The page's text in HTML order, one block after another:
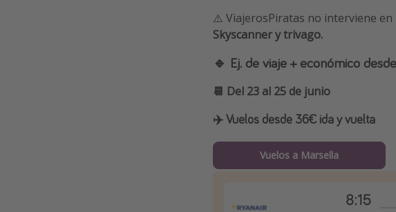
⚠️ ViajerosPiratas no interviene en
Skyscanner y trivago.
🔹 Ej. de viaje + económico
📆 Del 23 al 25 de junio
✈️ Vuelos desde 36€ ida y vuelta
Vuelos a Marsella